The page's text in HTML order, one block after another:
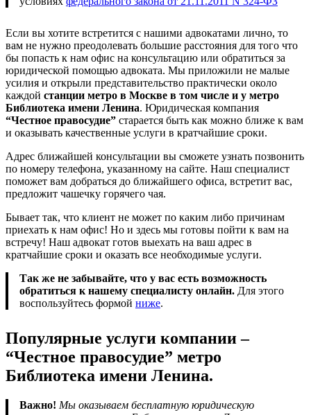
Если вы хотите встретится с нашими адвокатами лично, то
вам не нужно преодолевать большие расстояния для того что
бы попасть к нам офис на консультацию или обратиться за
юридической помощью адвоката. Мы приложили не малые
усилия и открыли представительство практически около
каждой станции метро в Москве в том числе и у метро
Библиотека имени Ленина. Юридическая компания
“Честное правосудие” старается быть как можно ближе к вам
и оказывать качественные услуги в кратчайшие сроки.
Адрес ближайшей консультации вы сможете узнать позвонить
по номеру телефона, указанному на сайте. Наш специалист
поможет вам добраться до ближайшего офиса, встретит вас,
предложит чашечку горячего чая.
Бывает так, что клиент не может по каким либо причинам
приехать к нам офис! Но и здесь мы готовы пойти к вам на
встречу! Наш адвокат готов выехать на ваш адрес в
кратчайшие сроки и оказать все необходимые услуги.
Так же не забывайте, что у вас есть возможность
обратиться к нашему специалисту онлайн. Для этого
воспользуйтесь формой ниже.
Популярные услуги компании –
“Честное правосудие” метро
Библиотека имени Ленина.
Важно! Мы оказываем бесплатную юридическую